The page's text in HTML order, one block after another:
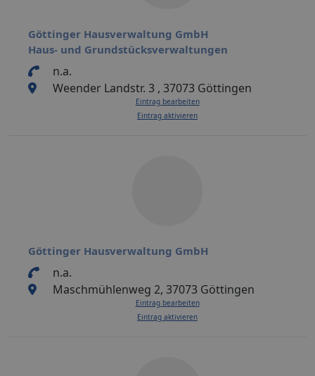
Göttinger Hausverwaltung GmbH
Haus- und Grundstücksverwaltungen
n.a.
Weender Landstr. 3 , 37073 Göttingen
Eintrag bearbeiten
Eintrag aktivieren
Göttinger Hausverwaltung GmbH
n.a.
Maschmühlenweg 2, 37073 Göttingen
Eintrag bearbeiten
Eintrag aktivieren